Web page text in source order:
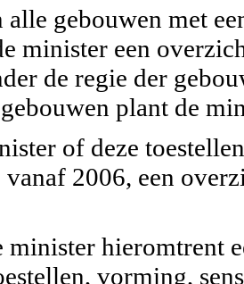
alle gebouwen met
minister een
de regie der
plant de
of deze
2006, een
minister hieromtrent
vorming,